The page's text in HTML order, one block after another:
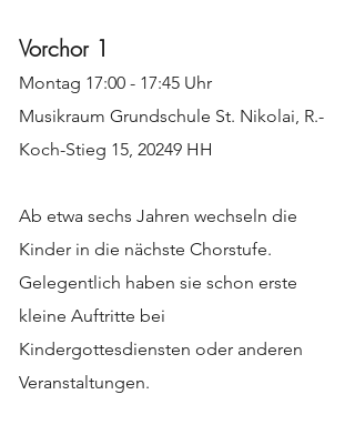
Vorchor 1
Montag 17:00 - 17:45 Uhr
Musikraum Grundschule St. Nikolai, R.-
Koch-Stieg 15, 20249 HH
Ab etwa sechs Jahren wechseln die
Kinder in die nächste Chorstufe.
Gelegentlich haben sie schon erste
kleine Auftritte bei
Kindergottesdiensten oder anderen
Veranstaltungen.